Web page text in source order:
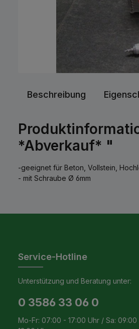
Beschreibung
*Abverkauf* "
-geeignet für Beton, Vollstein,
- mit Schraube Ø 6mm
Service-Hotline
Unterstützung und Beratung unter:
0 3586 33 06 0
Mo-Fr: 07:00 - 17:00 Uhr / Sa: 09:00